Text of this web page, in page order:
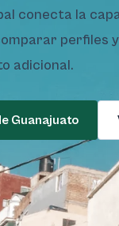
conecta la
perfiles
adicional.
Guanajuato